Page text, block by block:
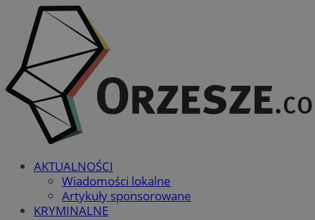
AKTUALNOŚCI
Wiadomości lokalne
Artykuły sponsorowane
KRYMINALNE